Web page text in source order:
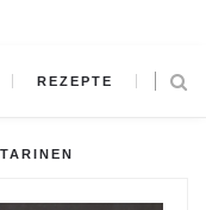
REZEPTE